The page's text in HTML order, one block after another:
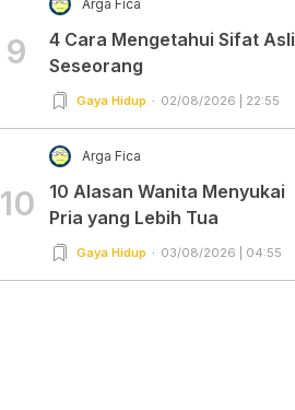
9
Arga Fica
4 Cara Mengetahui Sifat Asli
Seseorang
Gaya Hidup 02/08/2026 | 22:55
10
Arga Fica
10 Alasan Wanita Menyukai
Pria yang Lebih Tua
Gaya Hidup 03/08/2026 | 04:55